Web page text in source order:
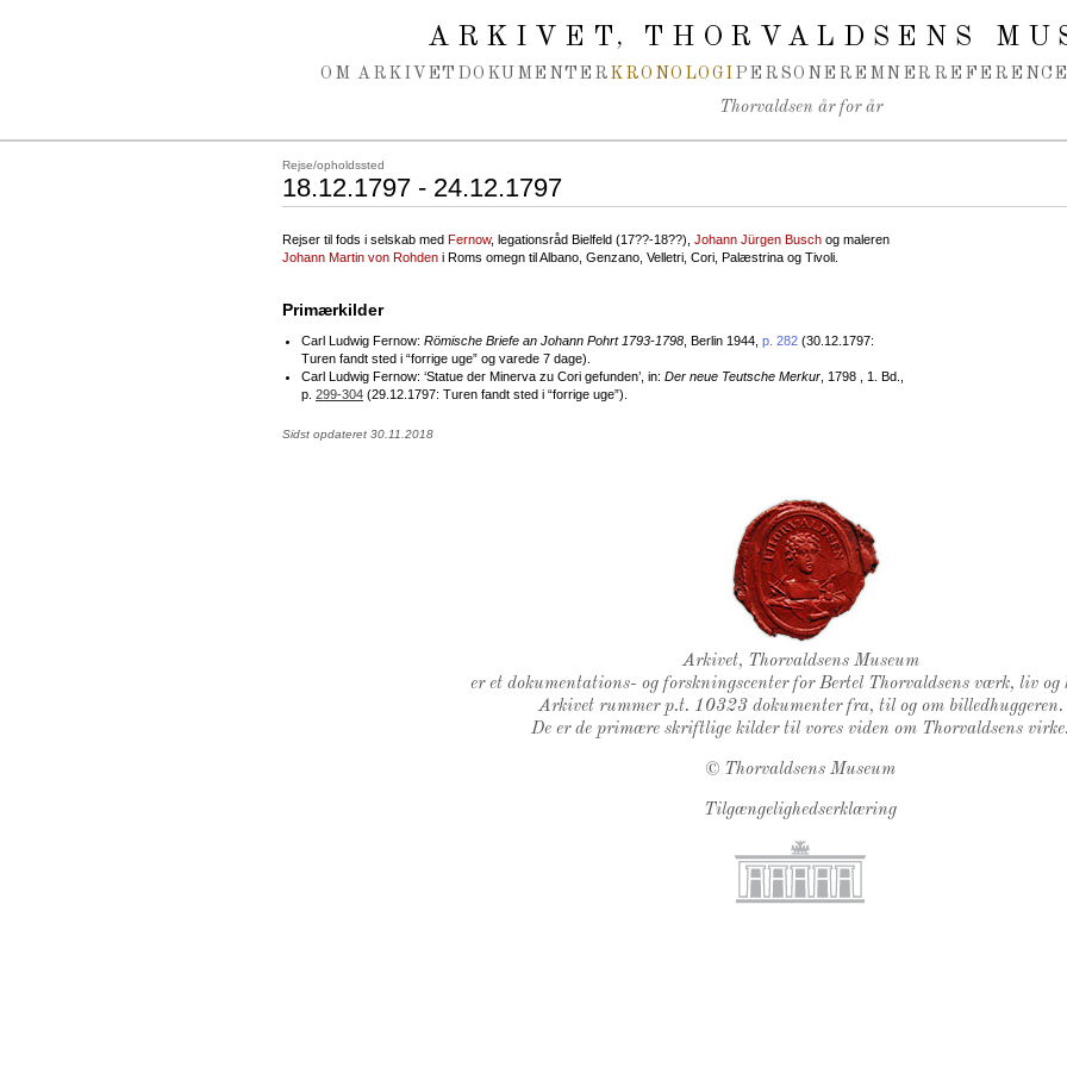
ARKIVET, THORVALDSENS
OM ARKIVET DOKUMENTER KRONOLOGI PERSONER EMNER
Thorvaldsen år for år
Rejse/opholdssted
18.12.1797 - 24.12.1797
Rejser til fods i selskab med Fernow, legationsråd Bielfeld (17??-18??), Johann Jürgen Busch og maleren
Johann Martin von Rohden i Roms omegn til Albano, Genzano, Velletri, Cori, Palæstrina og Tivoli.
Primærkilder
Carl Ludwig Fernow: Römische Briefe an Johann Pohrt 1793-1798 , Berlin 1944, p. 282 (30.12.1797:
Turen fandt sted i “forrige uge” og varede 7 dage).
Carl Ludwig Fernow: ‘Statue der Minerva zu Cori gefunden’, in: Der neue Teutsche Merkur , 1798 , 1. Bd.,
p. 299-304 (29.12.1797: Turen fandt sted i “forrige uge”).
Sidst opdateret 30.11.2018
Thorvaldsens Segl
Arkivet, Thorvaldsens Museum
er et dokumentations- og forskningscenter for Bertel Thorvaldsens værk, liv og
Arkivet rummer p.t. 10323 dokumenter fra, til og om billedhuggeren.
De er de primære skriftlige kilder til vores viden om Thorvaldsens virke.
© Thorvaldsens Museum
Tilgængelighedserklæring